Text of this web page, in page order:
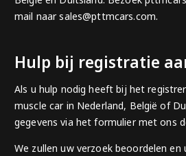
mail naar sales@pttmcars.com.
Hulp bij registratie
Als u hulp nodig heeft bij het
muscle car in Nederland, België of
gegevens via het formulier met ons
We zullen uw verzoek beoordelen